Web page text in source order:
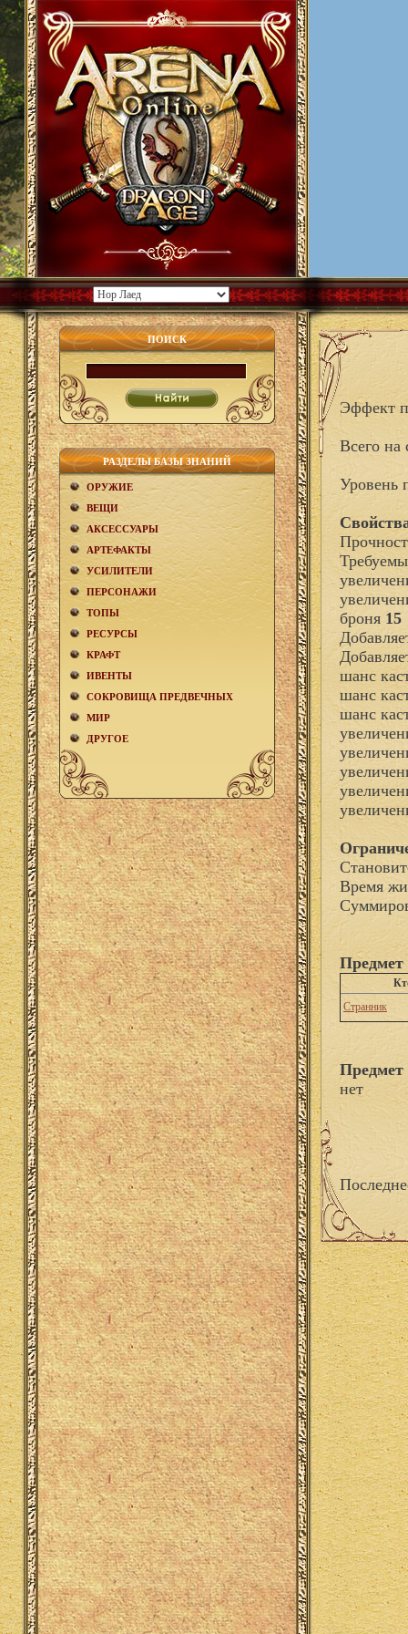
ПОИСК
РАЗДЕЛЫ БАЗЫ ЗНАНИЙ
ОРУЖИЕ
ВЕЩИ
АКCЕСCУАРЫ
АРТЕФАКТЫ
УСИЛИТЕЛИ
ПЕРСОНАЖИ
ТОПЫ
РЕСУРСЫ
КРАФТ
ИВЕНТЫ
СОКРОВИЩА ПРЕДВЕЧНЫХ
МИР
ДРУГОЕ
Эффект
Всего на
Уровень
броня 15
шанс
шанс
шанс
Время
Странник
нет